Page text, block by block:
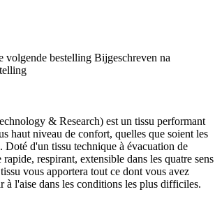
volgende bestelling Bijgeschreven na
& Research) est un tissu performant
haut niveau de confort, quelles que soient les
Doté d'un tissu technique à évacuation de
respirant, extensible dans les quatre sens
vous apportera tout ce dont vous avez
à l'aise dans les conditions les plus difficiles.